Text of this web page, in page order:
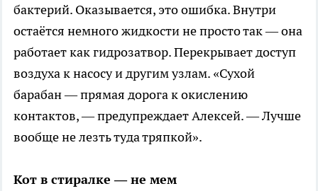
бактерий. Оказывается, это ошибка. Внутри
остаётся немного жидкости не просто так — она
работает как гидрозатвор. Перекрывает доступ
воздуха к насосу и другим узлам. «Сухой
барабан — прямая дорога к окислению
контактов, — предупреждает Алексей. — Лучше
вообще не лезть туда тряпкой».
Кот в стиралке — не мем